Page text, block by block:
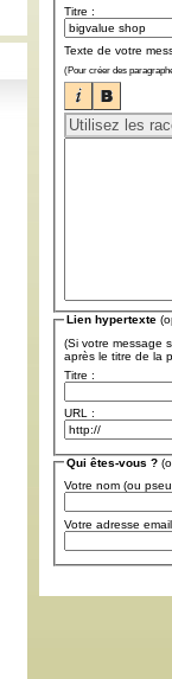
Titre :
Texte de votre
(Pour créer des
Lien hypertexte
(Si votre message
après le titre de la
Titre :
URL :
Qui êtes-vous ?
Votre nom (ou
Votre adresse